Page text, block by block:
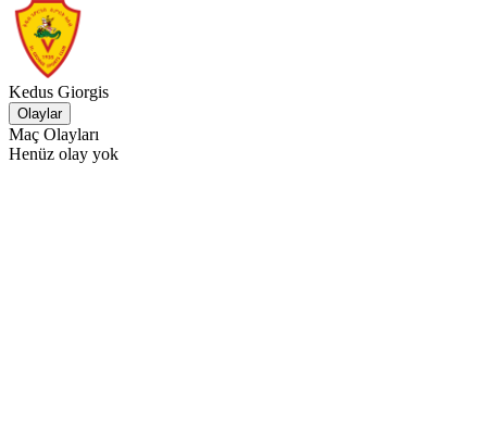
Kedus Giorgis
Olaylar
Maç Olayları
Henüz olay yok